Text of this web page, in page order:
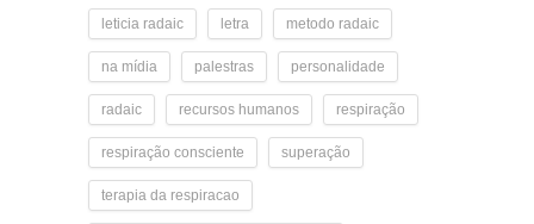
leticia radaic letra metodo radaic
na mídia palestras personalidade
radaic recursos humanos respiração
respiração consciente superação
terapia da respiracao